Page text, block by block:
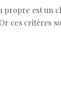
est un
ces critères